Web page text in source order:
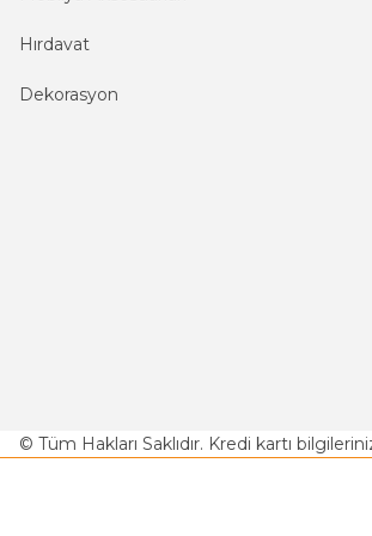
Hırdavat
Dekorasyon
© Tüm Hakları Saklıdır. Kredi kartı